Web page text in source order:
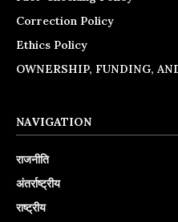
Correction Policy
Ethics Policy
OWNERSHIP, FUNDING,
NAVIGATION
राजनीति
अंतर्राष्ट्रीय
राष्ट्रीय